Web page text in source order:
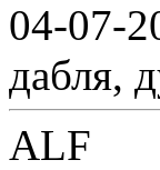
04-07-
дабля,
ALF